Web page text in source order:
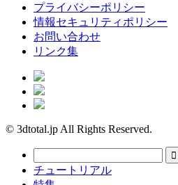
プライバシーポリシー
情報セキュリティポリシー
お問い合わせ
リンク集
© 3dtotal.jp All Rights Reserved.
チュートリアル